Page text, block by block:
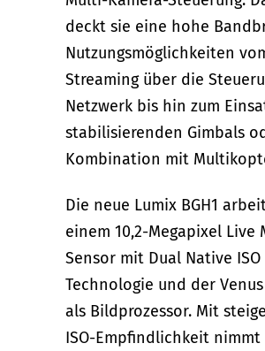
deckt sie eine hohe
Nutzungsmöglichkeiten
Streaming über die
Netzwerk bis hin zum
stabilisierenden Gimbals
Kombination mit
Die neue Lumix BGH1
einem 10,2-Megapixel Live
Sensor mit Dual Native ISO
Technologie und der
als Bildprozessor. Mit
ISO-Empfindlichkeit nimmt